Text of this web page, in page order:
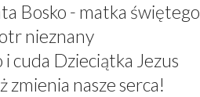
Bosko - matka świętego
nieznany
i cuda Dzieciątka Jezus
zmienia nasze serca!